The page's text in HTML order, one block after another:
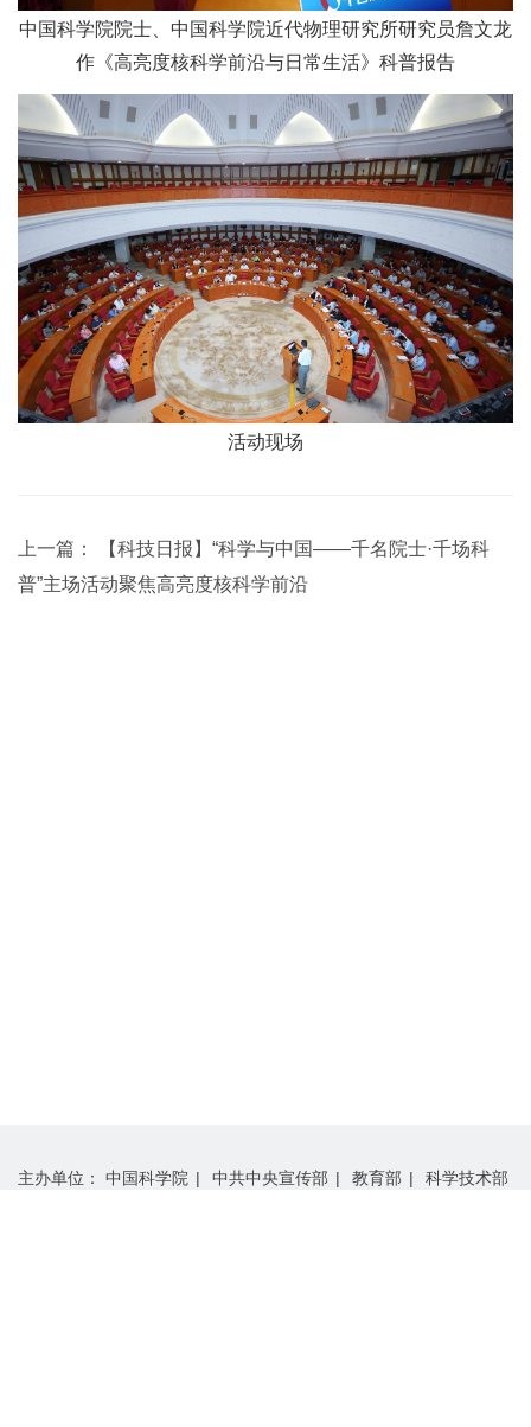
中国科学院院士、中国科学院近代物理研究所研究员詹文龙
作《高亮度核科学前沿与日常生活》科普报告
活动现场
上一篇：
【科技日报】“科学与中国——千名院士·千场科
普”主场活动聚焦高亮度核科学前沿
主办单位： 中国科学院 | 中共中央宣传部 | 教育部 |
科学技术部